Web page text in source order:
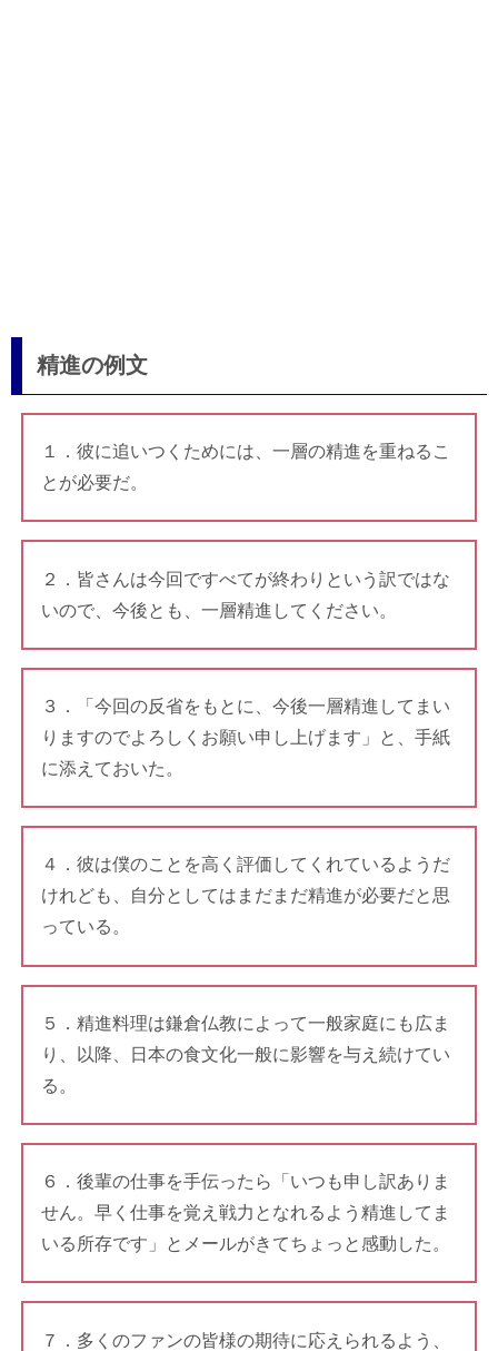
精進の例文
１．彼に追いつくためには、一層の精進を重ねるこ
とが必要だ。
２．皆さんは今回ですべてが終わりという訳ではな
いので、今後とも、一層精進してください。
３．「今回の反省をもとに、今後一層精進してまい
りますのでよろしくお願い申し上げます」と、手紙
に添えておいた。
４．彼は僕のことを高く評価してくれているようだ
けれども、自分としてはまだまだ精進が必要だと思
っている。
５．精進料理は鎌倉仏教によって一般家庭にも広ま
り、以降、日本の食文化一般に影響を与え続けてい
る。
６．後輩の仕事を手伝ったら「いつも申し訳ありま
せん。早く仕事を覚え戦力となれるよう精進してま
いる所存です」とメールがきてちょっと感動した。
７．多くのファンの皆様の期待に応えられるよう、